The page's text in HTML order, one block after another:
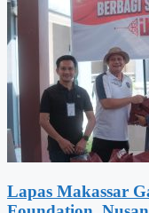
Lapas Makassar